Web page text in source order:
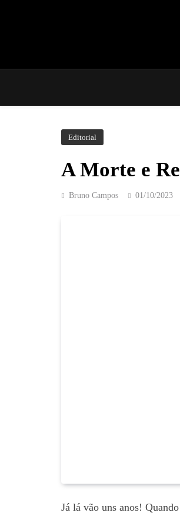
Editorial
A Morte e
Bruno Campos 01/10/2023
Já lá vão uns anos!